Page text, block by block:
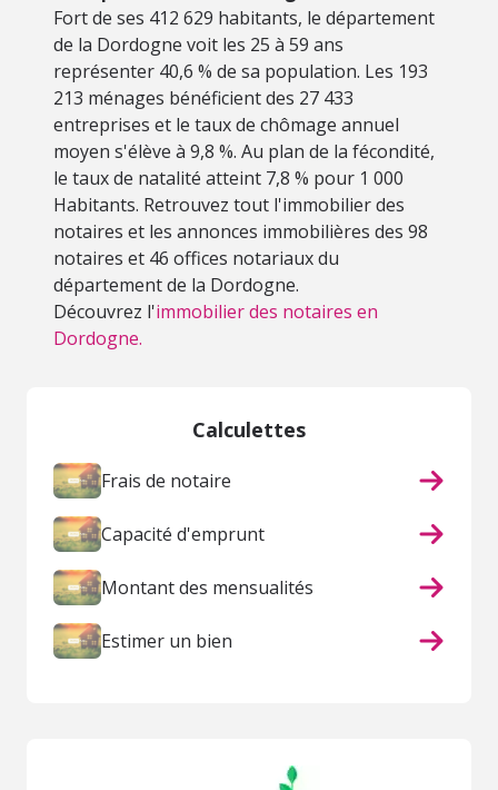
Fort de ses 412 629 habitants, le département
de la Dordogne voit les 25 à 59 ans
représenter 40,6 % de sa population. Les 193
213 ménages bénéficient des 27 433
entreprises et le taux de chômage annuel
moyen s'élève à 9,8 %. Au plan de la fécondité,
le taux de natalité atteint 7,8 % pour 1 000
Habitants. Retrouvez tout l'immobilier des
notaires et les annonces immobilières des 98
notaires et 46 offices notariaux du
département de la Dordogne.
Découvrez l'immobilier des notaires en
Dordogne.
Calculettes
Frais de notaire
Capacité d'emprunt
Montant des mensualités
Estimer un bien